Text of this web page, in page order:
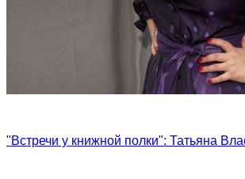
"Встречи у книжной полки": Татьяна